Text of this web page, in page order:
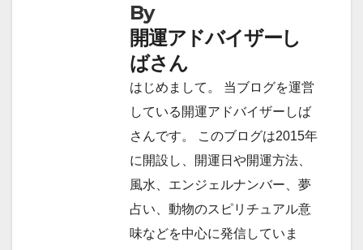
By
開運アドバイザーし
ばさん
はじめまして。 当ブログを運営
している開運アドバイザーしば
さんです。 このブログは2015年
に開設し、開運日や開運方法、
風水、エンジェルナンバー、夢
占い、動物のスピリチュアル意
味などを中心に発信していま